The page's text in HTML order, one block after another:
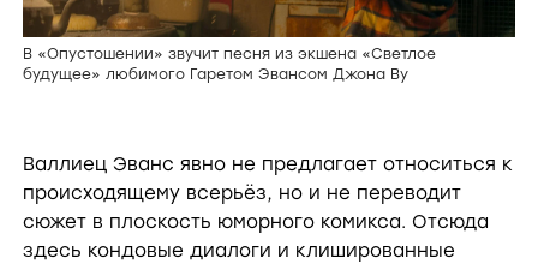
В «Опустошении» звучит песня из экшена «Светлое
будущее» любимого Гаретом Эвансом Джона Ву
Валлиец Эванс явно не предлагает относиться к
происходящему всерьёз, но и не переводит
сюжет в плоскость юморного комикса. Отсюда
здесь кондовые диалоги и клишированные